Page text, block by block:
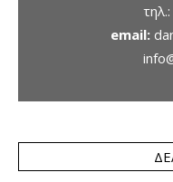
τηλ.:
email: